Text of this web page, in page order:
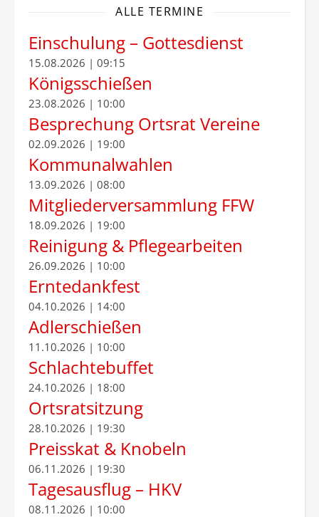
ALLE TERMINE
Einschulung – Gottesdienst
15.08.2026 | 09:15
Königsschießen
23.08.2026 | 10:00
Besprechung Ortsrat Vereine
02.09.2026 | 19:00
Kommunalwahlen
13.09.2026 | 08:00
Mitgliederversammlung FFW
18.09.2026 | 19:00
Reinigung & Pflegearbeiten
26.09.2026 | 10:00
Erntedankfest
04.10.2026 | 14:00
Adlerschießen
11.10.2026 | 10:00
Schlachtebuffet
24.10.2026 | 18:00
Ortsratsitzung
28.10.2026 | 19:30
Preisskat & Knobeln
06.11.2026 | 19:30
Tagesausflug – HKV
08.11.2026 | 10:00